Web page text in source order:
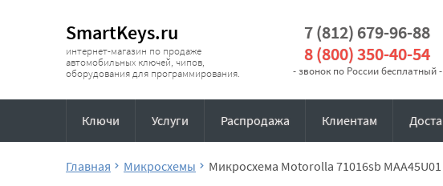
SmartKeys.ru
интернет-магазин по продаже
автомобильных ключей, чипов,
оборудования для программирования.
7 (812) 679-96-88
8 (800) 350-40-54
- звонок по России бесплатный -
Ключи Услуги Распродажа Клиентам
Главная Микросхемы Микросхема Motorolla 71016sb MAA45U01